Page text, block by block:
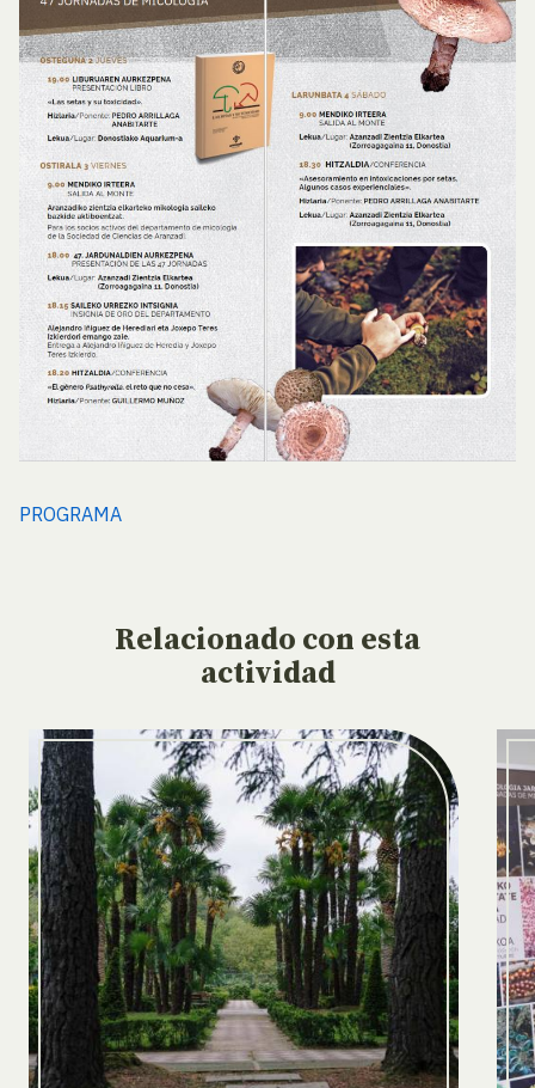
PROGRAMA
Relacionado con esta
actividad